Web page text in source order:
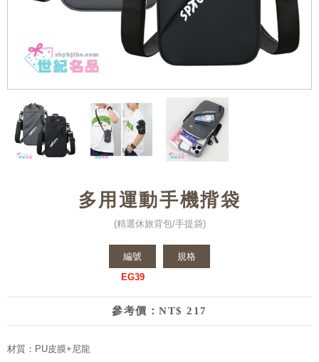
多用運動手機揹袋
(精選休旅背包/手提袋)
編號
EG39
規格
參考價：NT$ 217
材質：PU皮膜+尼龍